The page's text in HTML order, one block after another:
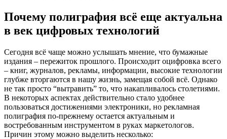
Почему полиграфия всё еще актуальна
в век цифровых технологий
Сегодня всё чаще можно услышать мнение, что бумажные
издания – пережиток прошлого. Происходит оцифровка всего
– книг, журналов, рекламы, информации, высокие технологии
глубже вторгаются в нашу жизнь, замещая собой всё. Однако
не так просто “вытравить” то, что накапливалось столетиями.
В некоторых аспектах действительно стало удобнее
пользоваться достижениями электроники, но рекламная
полиграфия по-прежнему остается актуальным и
востребованным инструментом в руках маркетологов.
Причин этому можно выделить несколько: